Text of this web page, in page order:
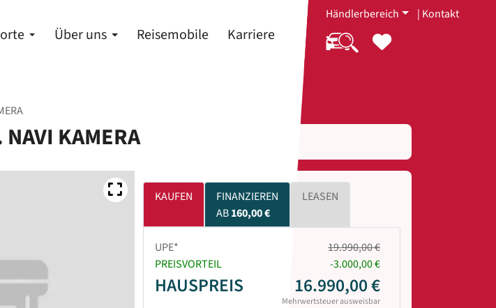
Über uns Reisemobile Karriere
Händlerbereich | Kontakt
KAMERA
KAUFEN
FINANZIEREN
AB160,00 €
LEASEN
UPE*
19.990,00 €
PREISVORTEIL
-3.000,00 €
HAUSPREIS 16.990,00 €
Mehrwertsteuer ausweisbar